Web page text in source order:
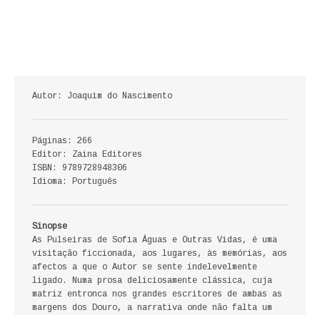
COLEÇÃO PONTO DE INTERROGAÇÃO
COLEÇÃO PONTO E VÍRGULA
HISTÓRIA
HISTÓRIA DE PORTUGAL
PRÉ-HISTÓRIA
LITERATURA
Autor: Joaquim do Nascimento
Páginas: 266
Editor: Zaina Editores
ISBN: 9789728948306
Idioma: Português
Sinopse
As Pulseiras de Sofia Águas e Outras Vidas, é uma
visitação ficcionada, aos lugares, às memórias, aos
afectos a que o Autor se sente indelevelmente
ligado. Numa prosa deliciosamente clássica, cuja
matriz entronca nos grandes escritores de ambas as
margens dos Douro, a narrativa onde não falta um